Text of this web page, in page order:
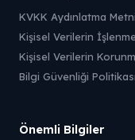
KVKK Aydınlatma Metni
Kişisel Verilerin
Kişisel Verilerin
Bilgi Güvenliği Politikası
Önemli Bilgiler